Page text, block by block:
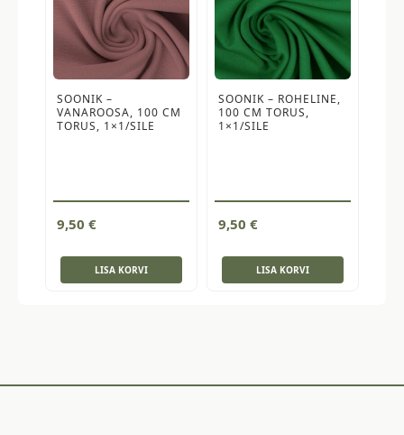
SOONIK –
VANAROOSA, 100 CM
TORUS, 1×1/SILE
9,50 €
LISA KORVI
SOONIK – ROHELINE,
100 CM TORUS,
1×1/SILE
9,50 €
LISA KORVI